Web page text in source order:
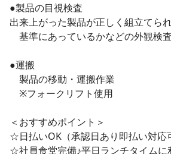
●製品の目視検査
出来上がった製品が正しく組立てら
基準にあっているかなどの外観検査
●運搬
製品の移動・運搬作業
※フォークリフト使用
＜おすすめポイント＞
☆日払いOK（承認日あり即払い対応
☆社員食堂完備♪平日ランチタイムに